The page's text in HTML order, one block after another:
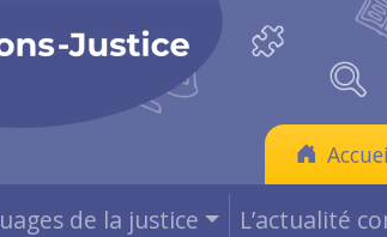
de la justice L’actualité